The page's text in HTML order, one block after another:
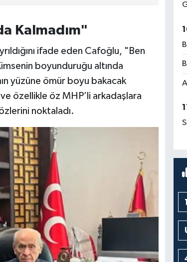
Kalmadım"
ifade eden Cafoğlu, "Ben
boyunduruğu altında
yüzüne ömür boyu bakacak
özellikle öz MHP’li arkadaşlara
noktaladı.